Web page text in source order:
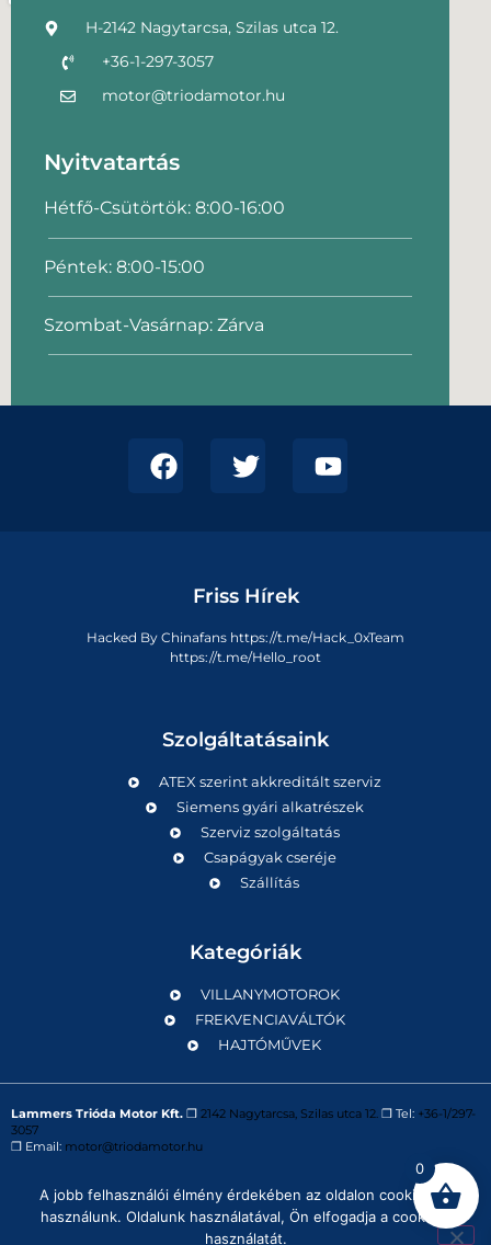
H-2142 Nagytarcsa, Szilas utca 12.
+36-1-297-3057
motor@triodamotor.hu
Nyitvatartás
Hétfő-Csütörtök: 8:00-16:00
Péntek: 8:00-15:00
Szombat-Vasárnap: Zárva
Friss Hírek
Hacked By Chinafans https://t.me/Hack_0xTeam
https://t.me/Hello_root
Szolgáltatásaink
ATEX szerint akkreditált szerviz
Siemens gyári alkatrészek
Szerviz szolgáltatás
Csapágyak cseréje
Szállítás
Kategóriák
VILLANYMOTOROK
FREKVENCIAVÁLTÓK
HAJTÓMŰVEK
Lammers Trióda Motor Kft. ❒ 2142 Nagytarcsa, Szilas utca 12. ❒ Tel: +36-1/297-
3057
❒ Email: motor@triodamotor.hu
Powered byDigit-Now Kft.
Adatvédelmi tájékoztató
0
A jobb felhasználói élmény érdekében az oldalon cookie-kat
használunk. Oldalunk használatával, Ön elfogadja a cookie-k
használatát.